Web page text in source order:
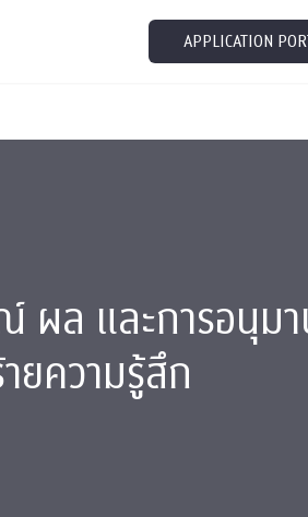
APPLICATION
ผล และการอนุมา
ยความรู้สึก